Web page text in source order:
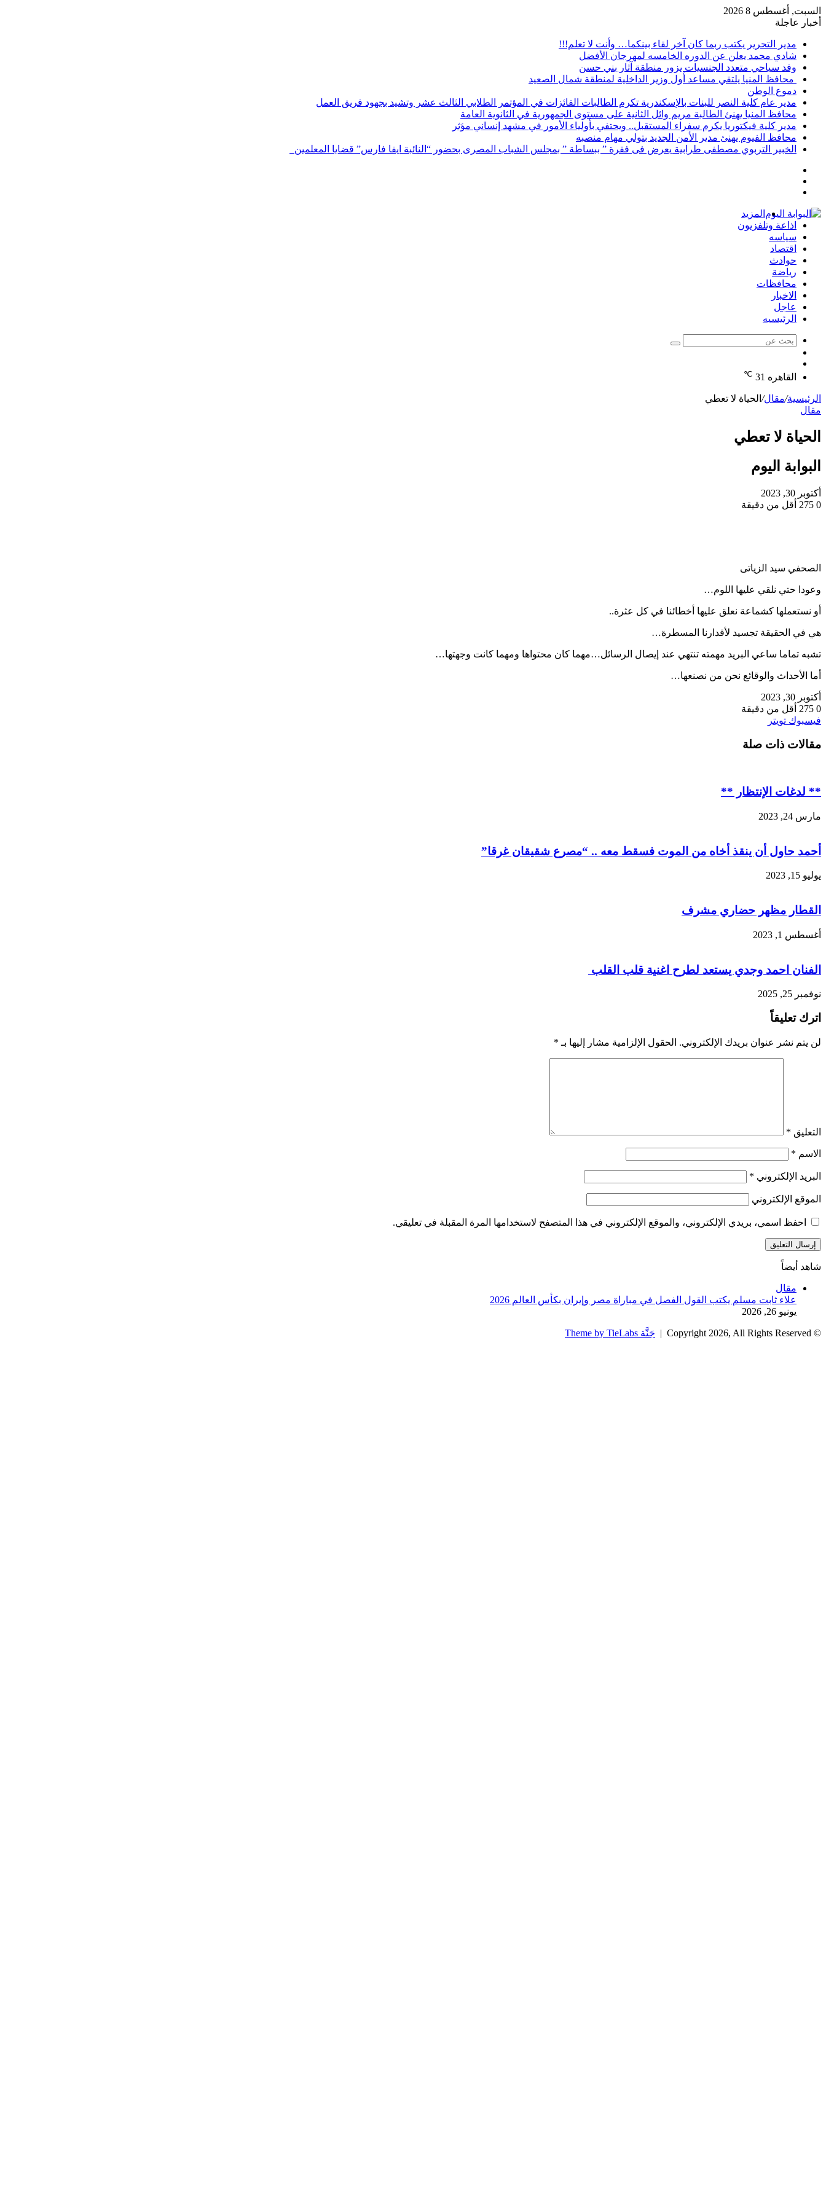
السبت, أغسطس 8 2026
أخبار عاجلة
مدير التحرير يكتب ربما كان آخر لقاء بينكما… وأنت لا تعلم!!!
شادي محمد يعلن عن الدوره الخامسه لمهرجان الأفضل
وفد سياحي متعدد الجنسيات يزور منطقة آثار بني حسن
محافظ المنيا يلتقي مساعد أول وزير الداخلية لمنطقة شمال الصعيد
دموع الوطن
مدير عام كلية النصر للبنات بالإسكندرية تكرم الطالبات الفائزات في المؤتمر الطلابي الثالث عشر وتشيد بجهود فريق العمل
محافظ المنيا يهنئ الطالبة مريم وائل الثانية على مستوى الجمهورية في الثانوية العامة
مدير كلية فيكتوريا يكرم سفراء المستقبل.. ويحتفي بأولياء الأمور في مشهد إنساني مؤثر
محافظ الفيوم يهنئ مدير الأمن الجديد بتولي مهام منصبه
الخبير التربوي مصطفى طرابية يعرض فى فقرة ” ببساطة ” بمجلس الشباب المصرى بحضور “النائبة ايفا فارس” قضايا المعلمين
المزيد
اذاعة وتلفزيون
سياسه
اقتصاد
حوادث
رياضة
محافظات
الاخبار
عاجل
الرئيسيه
بحث
عشوائي
القاهره 31
℃
الرئيسية/مقال/ الحياة لا تعطي
مقال
الحياة لا تعطي
البوابة اليوم
أكتوبر 30, 2023
0
أقل من دقيقة
الصحفي سيد الزياتى
وعودا حتي نلقي عليها اللوم…
أو نستعملها كشماعة نعلق عليها أخطائنا في كل عثرة..
هي في الحقيقة تجسيد لأقدارنا المسطرة…
تشبه تماما ساعي البريد مهمته تنتهي عند إيصال الرسائل…مهما كان محتواها ومهما كانت وجهتها…
أما الأحداث والوقائع نحن من نصنعها…
أكتوبر 30, 2023
0
أقل من دقيقة
فيسبوك تويتر
البريد
مقالات ذات صلة
** لدغات الإنتظار **
مارس 24, 2023
أحمد حاول أن ينقذ أخاه من الموت فسقط معه .. “مصرع شقيقان غرقا”
يوليو 15, 2023
القطار مظهر حضاري مشرف
أغسطس 1, 2023
الفنان احمد وجدي يستعد لطرح اغنية قلب القلب
نوفمبر 25, 2025
اترك تعليقاً
لن يتم نشر عنوان بريدك الإلكتروني. الحقول الإلزامية مشار إليها بـ *
التعليق *
الاسم *
البريد الإلكتروني *
الموقع الإلكتروني
احفظ اسمي، بريدي الإلكتروني، والموقع الإلكتروني في هذا المتصفح لاستخدامها المرة المقبلة في تعليقي.
شاهد أيضاً
مقال
علاء ثابت مسلم يكتب القول الفصل في مباراة مصر وإيران بكأس العالم 2026
يونيو 26, 2026
© Copyright 2026, All Rights Reserved |
جَنَّة Theme by TieLabs